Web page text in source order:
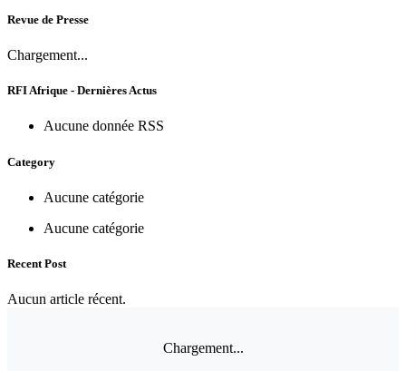
Revue de Presse
Chargement...
RFI Afrique - Dernières Actus
Aucune donnée RSS
Category
Aucune catégorie
Aucune catégorie
Recent Post
Aucun article récent.
Chargement...